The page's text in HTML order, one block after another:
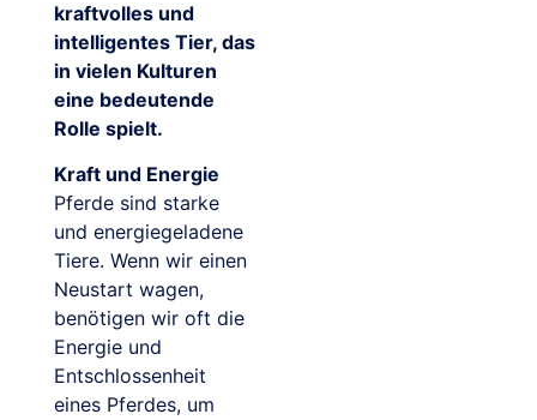
kraftvolles und
intelligentes Tier, das
in vielen Kulturen
eine bedeutende
Rolle spielt.
Kraft und Energie
Pferde sind starke
und energiegeladene
Tiere. Wenn wir einen
Neustart wagen,
benötigen wir oft die
Energie und
Entschlossenheit
eines Pferdes, um